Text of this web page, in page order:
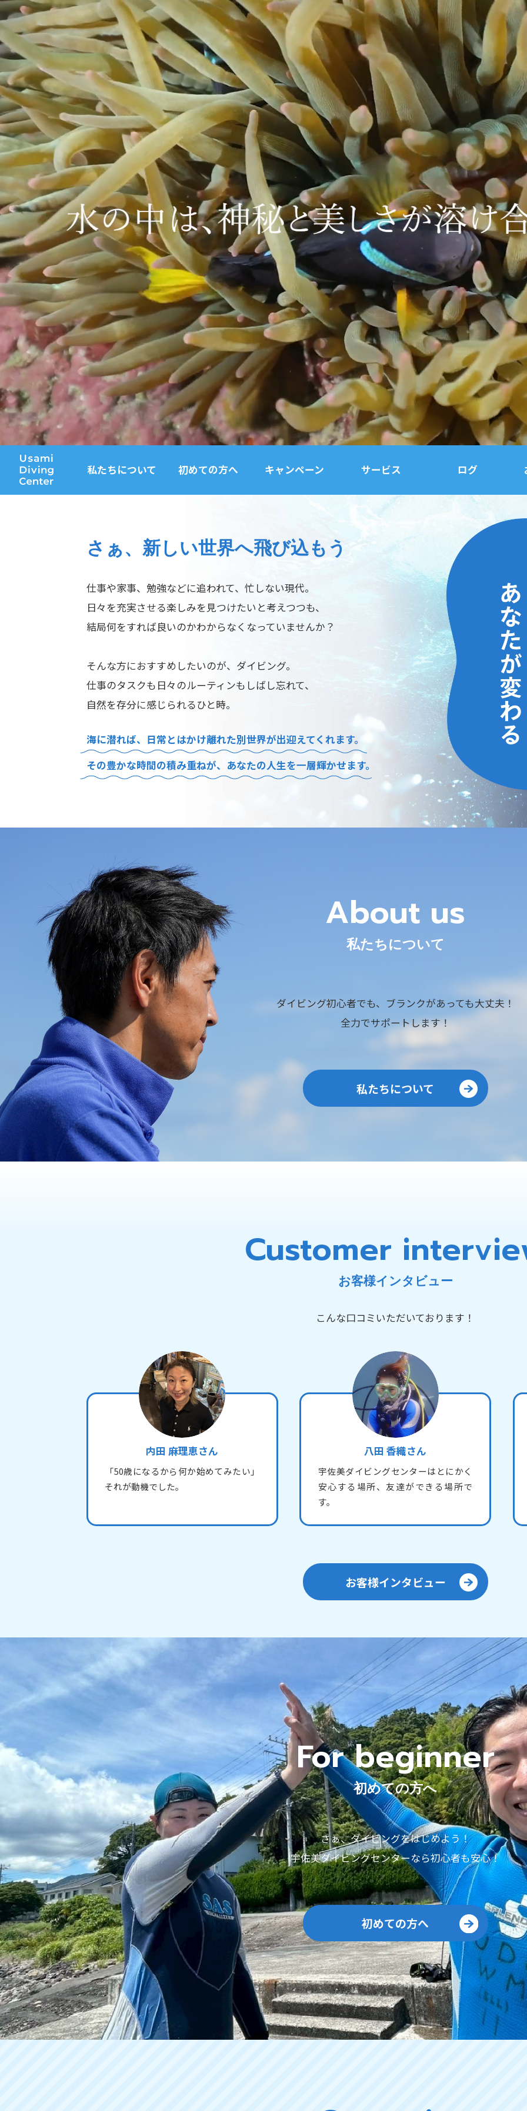
私たちについて 初めての方へ キャンペーン サービス ログ
さぁ、新しい世界へ飛び込もう
仕事や家事、勉強などに追われて、忙しない現代。
日々を充実させる楽しみを見つけたいと考えつつも、
結局何をすれば良いのかわからなくなっていませんか？
そんな方におすすめしたいのが、ダイビング。
仕事のタスクも日々のルーティンもしばし忘れて、
自然を存分に感じられるひと時。
海に潜れば、日常とはかけ離れた別世界が出迎えてくれます。
その豊かな時間の積み重ねが、 あなたの人生を一層輝かせます。
About us
私たちについて
ダイビング初心者でも、 ブランクがあっても大丈夫！
全力でサポートします！
私たちについて
Customer
お客様インタビュー
こんな口コミいただいております！
内田 麻理恵さん
「50歳になるから何か始めてみたい」
それが動機でした。
八田 香織さん
宇佐美ダイビングセンターはとにかく
安心する場所、友達ができる場所で
す。
お客様インタビュー
For beginner
初めての方へ
さぁ、ダイビングをはじめよう！
宇佐美ダイビングセンターなら初心者も安心！
初めての方へ